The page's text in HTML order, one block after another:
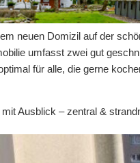
neuen Domizil auf der
umfasst zwei gut
für alle, die gerne
Ausblick – zentral &